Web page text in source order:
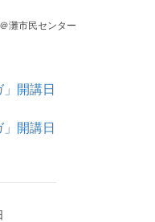
灘市民センター
開講日
開講日